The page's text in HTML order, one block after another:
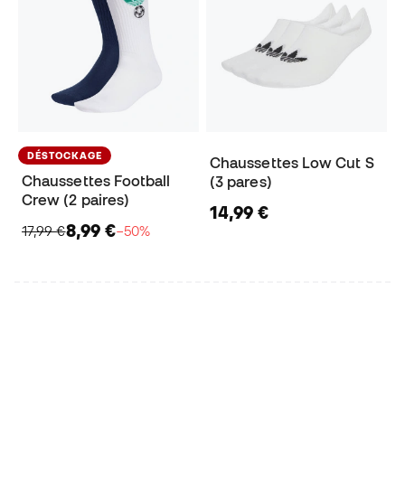
DÉSTOCKAGE
Chaussettes Football
Crew (2 paires)
17,99 €8,99 €−50%
Chaussettes Low Cut S
(3 pares)
14,99 €